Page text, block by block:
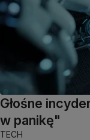
Głośne
w panikę"
TECH